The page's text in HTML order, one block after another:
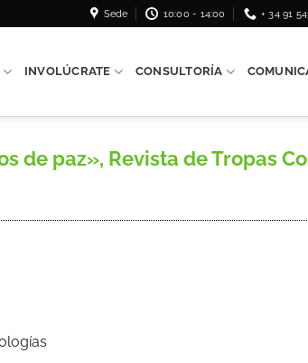
Sede 10:00 - 14:00 + 34 91
INVOLÚCRATE CONSULTORÍA
de paz», Revista de Tropas